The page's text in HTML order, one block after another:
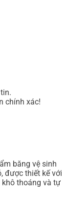
chính xác!
băng vệ sinh
được thiết kế với
thoáng và tự